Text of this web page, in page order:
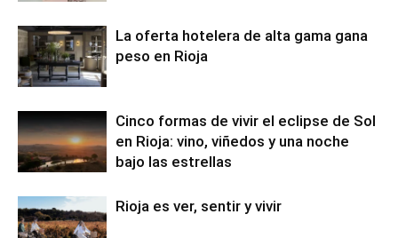
La oferta hotelera de alta gama gana
peso en Rioja
Cinco formas de vivir el eclipse de Sol
en Rioja: vino, viñedos y una noche
bajo las estrellas
Rioja es ver, sentir y vivir